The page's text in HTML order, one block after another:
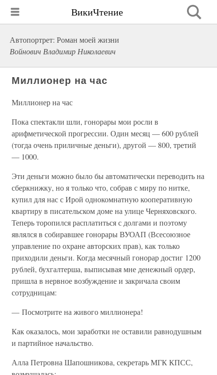
ВикиЧтение
Автопортрет: Роман моей жизни
Войнович Владимир Николаевич
Миллионер на час
Миллионер на час
Пока спектакли шли, гонорары мои росли в
арифметической прогрессии. Один месяц — 600 рублей
(тогда очень приличные деньги), другой — 800, третий
— 1000.
Эти деньги можно было бы автоматически переводить на
сберкнижку, но я только что, собрав с миру по нитке,
купил для нас с Ирой однокомнатную кооперативную
квартиру в писательском доме на улице Черняховского.
Теперь торопился расплатиться с долгами и поэтому
являлся в собиравшее гонорары ВУОАП (Всесоюзное
управление по охране авторских прав), как только
приходили деньги. Когда месячный гонорар достиг 1200
рублей, бухгалтерша, выписывая мне денежный ордер,
пришла в нервное возбуждение и закричала своим
сотрудницам:
— Посмотрите на живого миллионера!
Как оказалось, мои заработки не оставили равнодушным
и партийное начальство.
Алла Петровна Шапошникова, секретарь МГК КПСС,